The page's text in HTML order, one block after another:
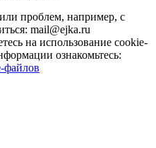
проблем, например, с
mail@ejka.ru
на использование cookie-
ознакомьтесь:
файлов